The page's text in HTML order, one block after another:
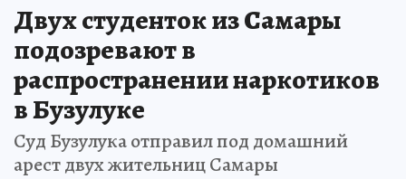
Двух студенток из Самары
подозревают в
распространении наркотиков
в Бузулуке
Суд Бузулука отправил под домашний
арест двух жительниц Самары